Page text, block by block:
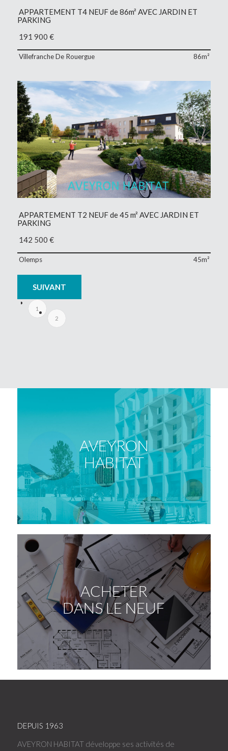
APPARTEMENT T4 NEUF de 86m² AVEC JARDIN ET
PARKING
191 900 €
Villefranche De Rouergue 86m²
APPARTEMENT T2 NEUF de 45 m² AVEC JARDIN ET
PARKING
142 500 €
Olemps 45m²
SUIVANT
1
2
AVEYRON
HABITAT
ACHETER
DANS LE NEUF
DEPUIS 1963
AVEYRON HABITAT développe ses activités de